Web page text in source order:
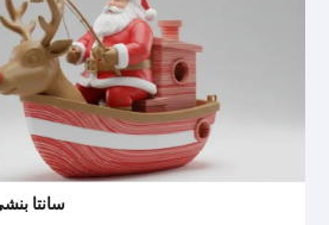
سانتا بنشي